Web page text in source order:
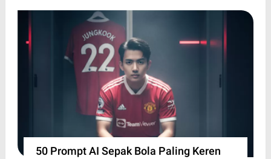
50 Prompt AI Sepak Bola Paling Keren